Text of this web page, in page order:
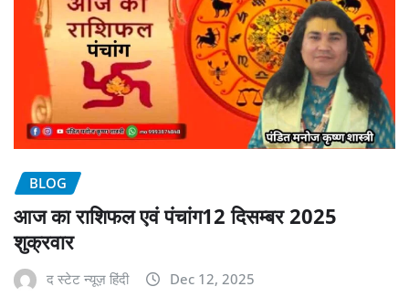
BLOG
आज का राशिफल एवं पंचांग12 दिसम्बर 2025
शुक्रवार
द स्टेट न्यूज़ हिंदी Dec 12, 2025